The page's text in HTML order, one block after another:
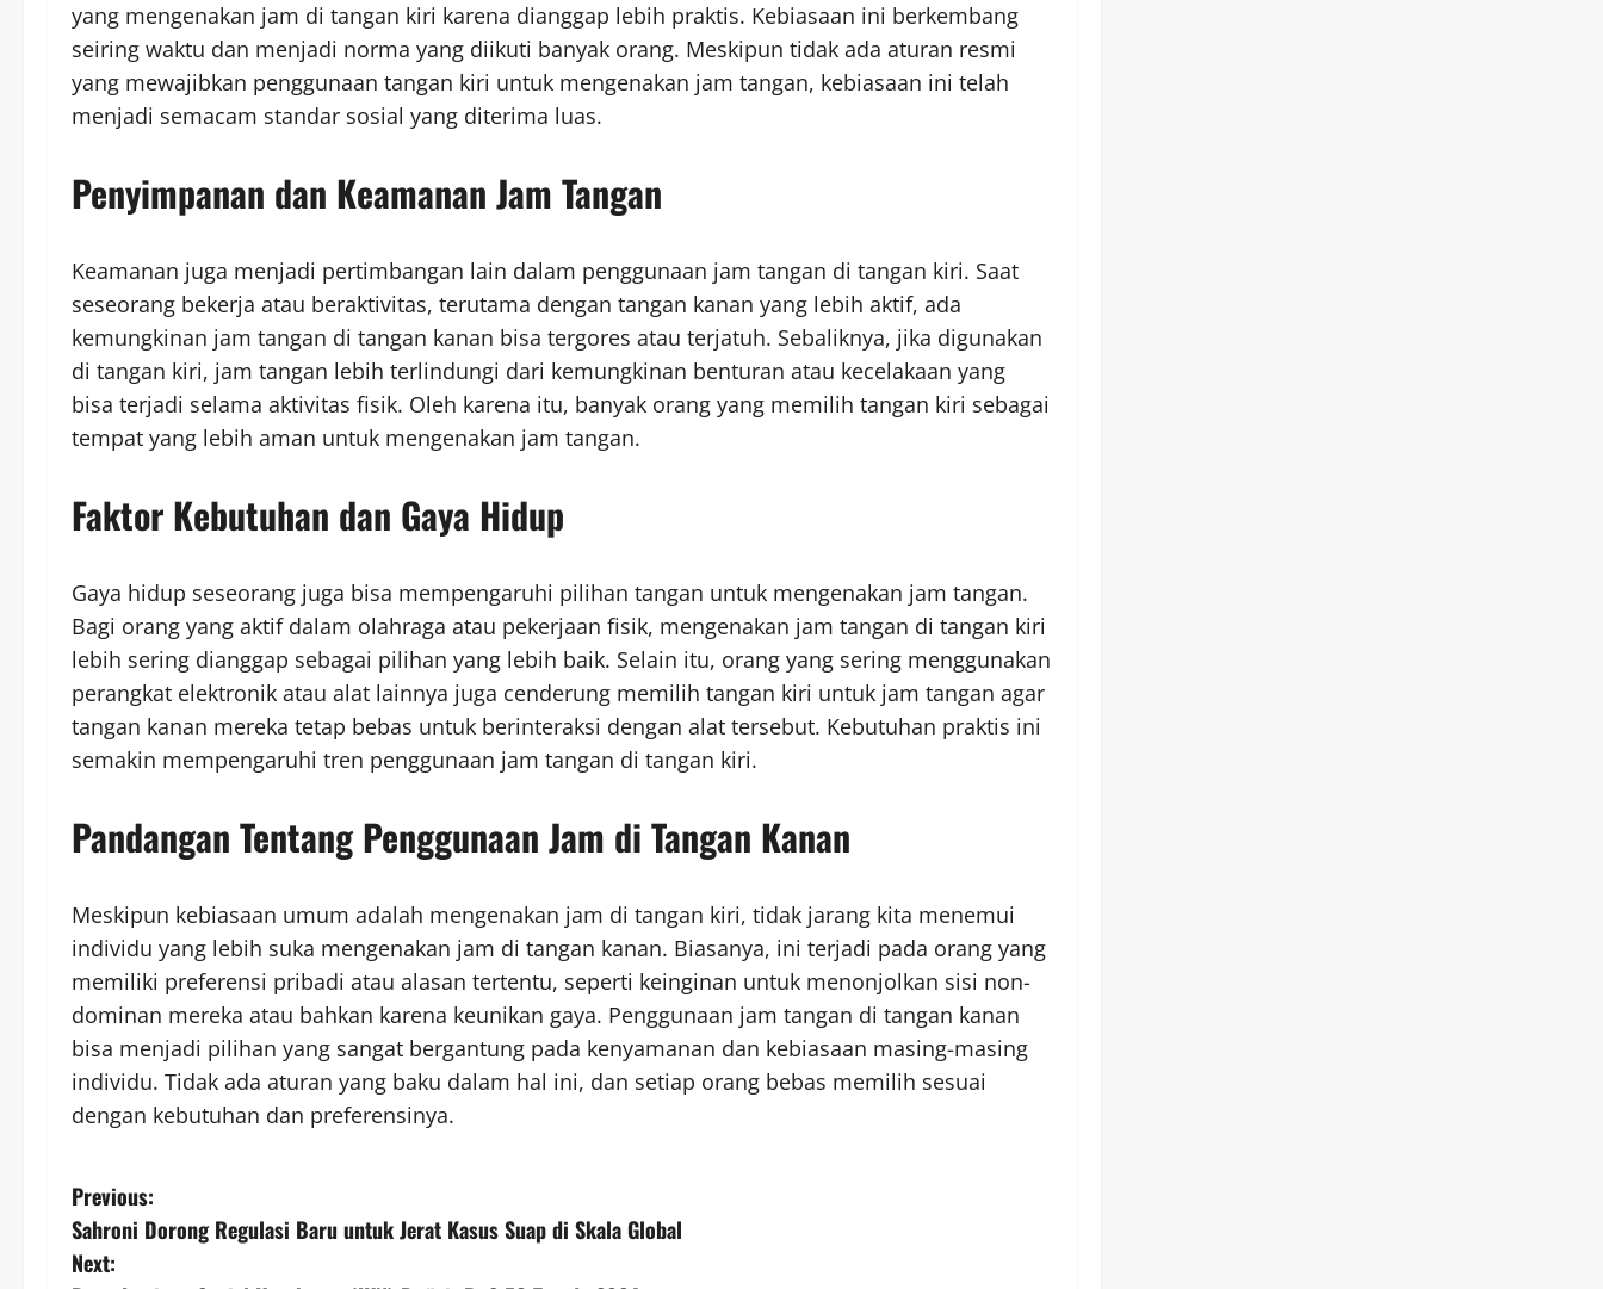
yang mengenakan jam di tangan kiri karena dianggap lebih praktis. Kebiasaan ini berkembang
seiring waktu dan menjadi norma yang diikuti banyak orang. Meskipun tidak ada aturan resmi
yang mewajibkan penggunaan tangan kiri untuk mengenakan jam tangan, kebiasaan ini telah
menjadi semacam standar sosial yang diterima luas.
Penyimpanan dan Keamanan Jam Tangan
Keamanan juga menjadi pertimbangan lain dalam penggunaan jam tangan di tangan kiri. Saat
seseorang bekerja atau beraktivitas, terutama dengan tangan kanan yang lebih aktif, ada
kemungkinan jam tangan di tangan kanan bisa tergores atau terjatuh. Sebaliknya, jika digunakan
di tangan kiri, jam tangan lebih terlindungi dari kemungkinan benturan atau kecelakaan yang
bisa terjadi selama aktivitas fisik. Oleh karena itu, banyak orang yang memilih tangan kiri sebagai
tempat yang lebih aman untuk mengenakan jam tangan.
Faktor Kebutuhan dan Gaya Hidup
Gaya hidup seseorang juga bisa mempengaruhi pilihan tangan untuk mengenakan jam tangan.
Bagi orang yang aktif dalam olahraga atau pekerjaan fisik, mengenakan jam tangan di tangan kiri
lebih sering dianggap sebagai pilihan yang lebih baik. Selain itu, orang yang sering menggunakan
perangkat elektronik atau alat lainnya juga cenderung memilih tangan kiri untuk jam tangan agar
tangan kanan mereka tetap bebas untuk berinteraksi dengan alat tersebut. Kebutuhan praktis ini
semakin mempengaruhi tren penggunaan jam tangan di tangan kiri.
Pandangan Tentang Penggunaan Jam di Tangan Kanan
Meskipun kebiasaan umum adalah mengenakan jam di tangan kiri, tidak jarang kita menemui
individu yang lebih suka mengenakan jam di tangan kanan. Biasanya, ini terjadi pada orang yang
memiliki preferensi pribadi atau alasan tertentu, seperti keinginan untuk menonjolkan sisi non-
dominan mereka atau bahkan karena keunikan gaya. Penggunaan jam tangan di tangan kanan
bisa menjadi pilihan yang sangat bergantung pada kenyamanan dan kebiasaan masing-masing
individu. Tidak ada aturan yang baku dalam hal ini, dan setiap orang bebas memilih sesuai
dengan kebutuhan dan preferensinya.
P
o
Previous:
Sahroni Dorong Regulasi Baru untuk Jerat Kasus Suap di Skala Global
Next: